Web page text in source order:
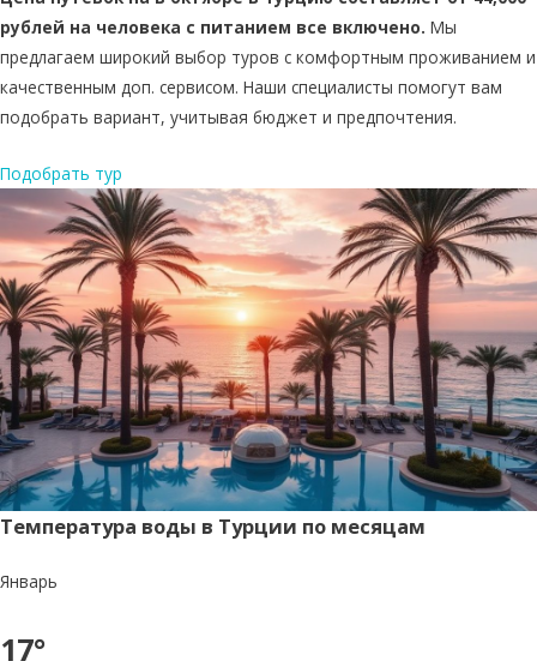
рублей на человека с питанием все включено. Мы
предлагаем широкий выбор туров с комфортным проживанием и
качественным доп. сервисом. Наши специалисты помогут вам
подобрать вариант, учитывая бюджет и предпочтения.
Подобрать тур
Температура воды в Турции по месяцам
Январь
17°